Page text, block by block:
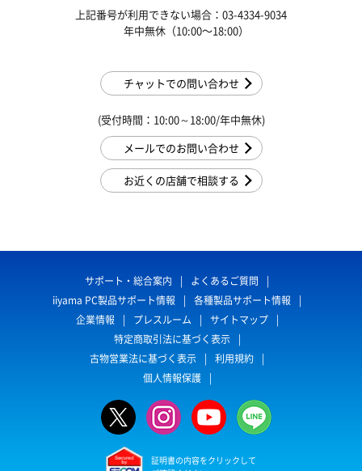
上記番号が利用できない場合：03-4334-9034
年中無休（10:00〜18:00）
チャットでの問い合わせ
(受付時間：10:00～18:00/年中無休)
メールでのお問い合わせ
お近くの店舗で相談する
サポート・総合案内
よくあるご質問
iiyama PC製品サポート情報
各種製品サポート情報
企業情報
プレスルーム
サイトマップ
特定商取引法に基づく表示
古物営業法に基づく表示
利用規約
個人情報保護
証明書の内容をクリックして